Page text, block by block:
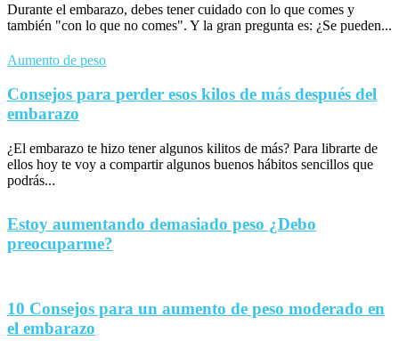
Durante el embarazo, debes tener cuidado con lo que comes y
también "con lo que no comes". Y la gran pregunta es: ¿Se pueden...
Aumento de peso
Consejos para perder esos kilos de más después del
embarazo
¿El embarazo te hizo tener algunos kilitos de más? Para librarte de
ellos hoy te voy a compartir algunos buenos hábitos sencillos que
podrás...
Estoy aumentando demasiado peso ¿Debo
preocuparme?
10 Consejos para un aumento de peso moderado en
el embarazo